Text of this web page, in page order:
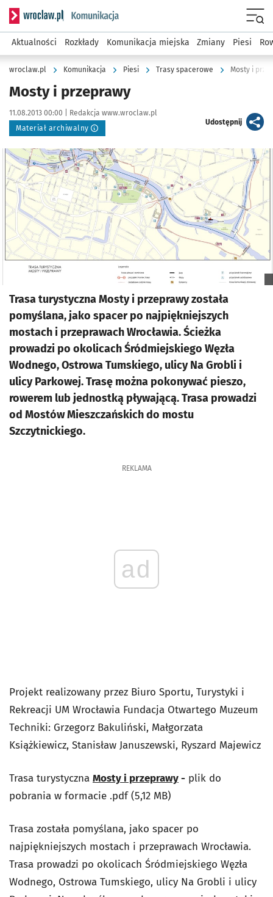
Serwis informacyjny wroclaw.pl podserwis: Komunikacja
Aktualności Rozkłady Komunikacja miejska Zmiany Piesi
wroclaw.pl Komunikacja Piesi Trasy spacerowe Mosty i
Mosty i przeprawy
Data publikacji:
11.08.2013 00:00 | Autor:
Redakcja www.wroclaw.pl
Materiał archiwalny
Udostępnijartykuł
Kliknij, aby powiększyć
Trasa turystyczna Mosty i przeprawy została
pomyślana, jako spacer po najpiękniejszych
mostach i przeprawach Wrocławia. Ścieżka
prowadzi po okolicach Śródmiejskiego Węzła
Wodnego, Ostrowa Tumskiego, ulicy Na Grobli i
ulicy Parkowej. Trasę można pokonywać pieszo,
rowerem lub jednostką pływającą. Trasa prowadzi
od Mostów Mieszczańskich do mostu
Szczytnickiego.
REKLAMA
ad
Projekt realizowany przez Biuro Sportu, Turystyki i
Rekreacji UM Wrocławia Fundacja Otwartego Muzeum
Techniki: Grzegorz Bakuliński, Małgorzata
Książkiewicz, Stanisław Januszewski, Ryszard Majewicz
Trasa turystyczna Mosty i przeprawy- plik do
pobrania w formacie .pdf (5,12 MB)
Trasa została pomyślana, jako spacer po
najpiękniejszych mostach i przeprawach Wrocławia.
Trasa prowadzi po okolicach Śródmiejskiego Węzła
Wodnego, Ostrowa Tumskiego, ulicy Na Grobli i ulicy